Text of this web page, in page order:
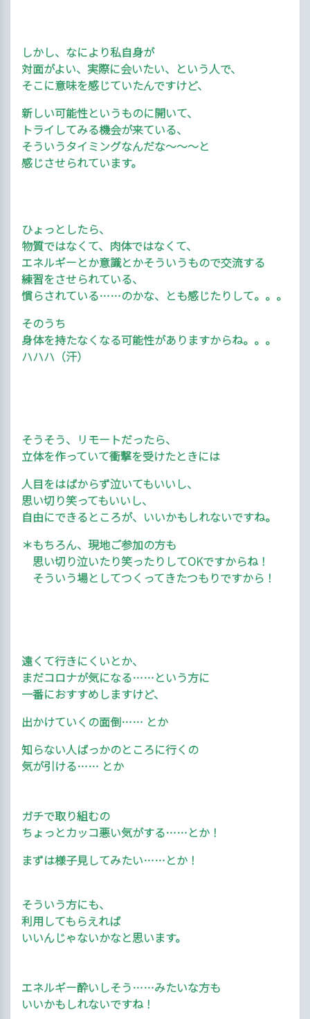
しかし、なにより私自身が
対面がよい、実際に会いたい、という人で、
そこに意味を感じていたんですけど、
新しい可能性というものに開いて、
トライしてみる機会が来ている、
そういうタイミングなんだな〜〜〜と
感じさせられています。
ひょっとしたら、
物質ではなくて、肉体ではなくて、
エネルギーとか意識とかそういうもので交流する
練習をさせられている、
慣らされている……のかな、とも感じたりして。。。
そのうち
身体を持たなくなる可能性がありますからね。。。
ハハハ（汗）
そうそう、リモートだったら、
立体を作っていて衝撃を受けたときには
人目をはばからず泣いてもいいし、
思い切り笑ってもいいし、
自由にできるところが、いいかもしれないですね。
＊もちろん、現地ご参加の方も
思い切り泣いたり笑ったりしてOKですからね！
そういう場としてつくってきたつもりですから！
遠くて行きにくいとか、
まだコロナが気になる……という方に
一番におすすめしますけど、
出かけていくの面倒…… とか
知らない人ばっかのところに行くの
気が引ける…… とか
ガチで取り組むの
ちょっとカッコ悪い気がする……とか！
まずは様子見してみたい……とか！
そういう方にも、
利用してもらえれば
いいんじゃないかなと思います。
エネルギー酔いしそう……みたいな方も
いいかもしれないですね！